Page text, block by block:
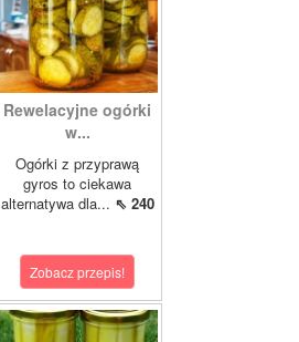
Rewelacyjne ogórki
w...
Ogórki z przyprawą
gyros to ciekawa
alternatywa dla... ⇖ 240
Zobacz przepis!